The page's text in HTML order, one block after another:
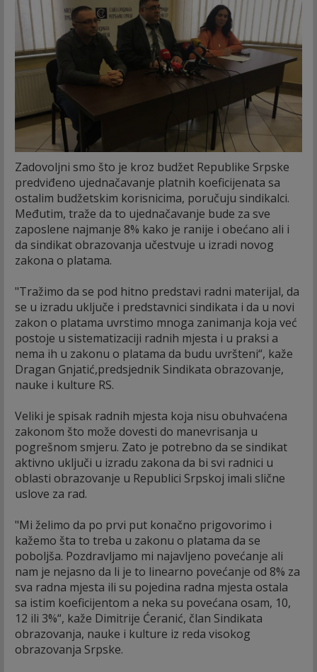
Zadovoljni smo što je kroz budžet Republike Srpske
predviđeno ujednačavanje platnih koeficijenata sa
ostalim budžetskim korisnicima, poručuju sindikalci.
Međutim, traže da to ujednačavanje bude za sve
zaposlene najmanje 8% kako je ranije i obećano ali i
da sindikat obrazovanja učestvuje u izradi novog
zakona o platama.
"Tražimo da se pod hitno predstavi radni materijal, da
se u izradu uključe i predstavnici sindikata i da u novi
zakon o platama uvrstimo mnoga zanimanja koja već
postoje u sistematizaciji radnih mjesta i u praksi a
nema ih u zakonu o platama da budu uvršteni“, kaže
Dragan Gnjatić,predsjednik Sindikata obrazovanje,
nauke i kulture RS.
Veliki je spisak radnih mjesta koja nisu obuhvaćena
zakonom što može dovesti do manevrisanja u
pogrešnom smjeru. Zato je potrebno da se sindikat
aktivno uključi u izradu zakona da bi svi radnici u
oblasti obrazovanje u Republici Srpskoj imali slične
uslove za rad.
"Mi želimo da po prvi put konačno prigovorimo i
kažemo šta to treba u zakonu o platama da se
poboljša. Pozdravljamo mi najavljeno povećanje ali
nam je nejasno da li je to linearno povećanje od 8% za
sva radna mjesta ili su pojedina radna mjesta ostala
sa istim koeficijentom a neka su povećana osam, 10,
12 ili 3%“, kaže Dimitrije Ćeranić, član Sindikata
obrazovanja, nauke i kulture iz reda visokog
obrazovanja Srpske.